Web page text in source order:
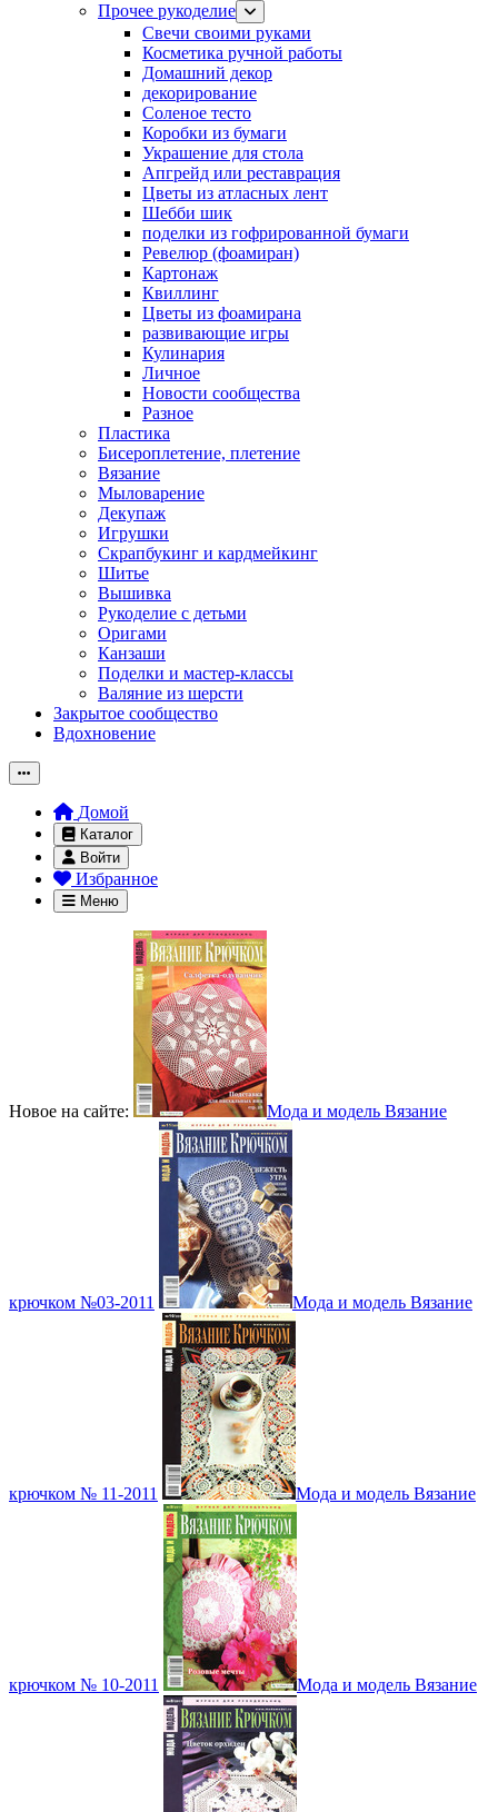
Прочее рукоделие
Свечи своими руками
Косметика ручной работы
Домашний декор
декорирование
Соленое тесто
Коробки из бумаги
Украшение для стола
Апгрейд или реставрация
Цветы из атласных лент
Шебби шик
поделки из гофрированной бумаги
Ревелюр (фоамиран)
Картонаж
Квиллинг
Цветы из фоамирана
развивающие игры
Кулинария
Личное
Новости сообщества
Разное
Пластика
Бисероплетение, плетение
Вязание
Мыловарение
Декупаж
Игрушки
Скрапбукинг и кардмейкинг
Шитье
Вышивка
Рукоделие с детьми
Оригами
Канзаши
Поделки и мастер-классы
Валяние из шерсти
Закрытое сообщество
Вдохновение
Домой
Каталог
Войти
Избранное
Меню
Новое на сайте: Мода и модель Вязание
крючком №03-2011 Мода и модель Вязание
крючком № 11-2011 Мода и модель Вязание
крючком № 10-2011 Мода и модель Вязание